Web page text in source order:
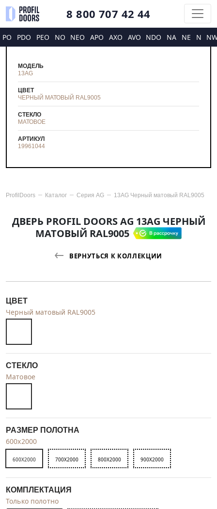
8 800 707 42 44
PO PDO PEO NO NEO APO AXO AVO NDO NA NE N
МОДЕЛЬ
13AG
ЦВЕТ
ЧЕРНЫЙ МАТОВЫЙ RAL9005
СТЕКЛО
МАТОВОЕ
АРТИКУЛ
19961044
ProfilDoors Каталог Серия AG 13AG Черный матовый RAL9005
ДВЕРЬ PROFIL DOORS AG 13AG ЧЕРНЫЙ
МАТОВЫЙ RAL9005
ВЕРНУТЬСЯ К КОЛЛЕКЦИИ
ЦВЕТ
Черный матовый RAL9005
СТЕКЛО
Матовое
РАЗМЕР ПОЛОТНА
600x2000
600X2000 700X2000 800X2000 900X2000
КОМПЛЕКТАЦИЯ
Только полотно